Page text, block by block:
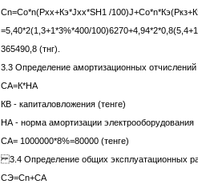
Сn=Co*n(Pxx+Кэ*Jxx*SH1 /
=5,40*2(1,3+1*3%*400/
365490,8 (тнг).
3.3 Определение амортизационных отчислений
СА=К*НА
КВ - капиталовложения (тенге)
НА - норма амортизации электрооборудования
СА= 1000000*8%=80000 (тенге)
3.4 Определение общих эксплуатационных
СЭ=Сn+СА